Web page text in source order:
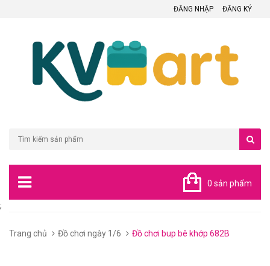
ĐĂNG NHẬP ĐĂNG KÝ
0 sản phẩm
;
Trang chủ Đồ chơi ngày 1/6 Đồ chơi bup bê khớp 682B